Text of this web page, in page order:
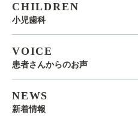
CHILDREN
小児歯科
VOICE
患者さんからのお声
NEWS
新着情報